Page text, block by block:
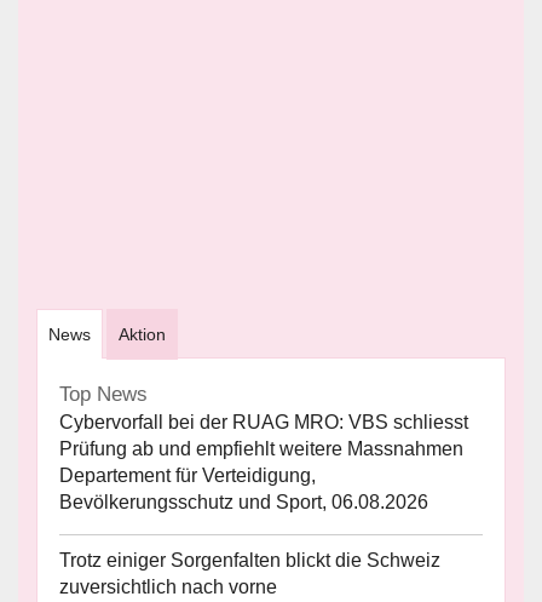
News Aktion
Top News
Cybervorfall bei der RUAG MRO: VBS schliesst
Prüfung ab und empfiehlt weitere Massnahmen
Departement für Verteidigung,
Bevölkerungsschutz und Sport, 06.08.2026
Trotz einiger Sorgenfalten blickt die Schweiz
zuversichtlich nach vorne